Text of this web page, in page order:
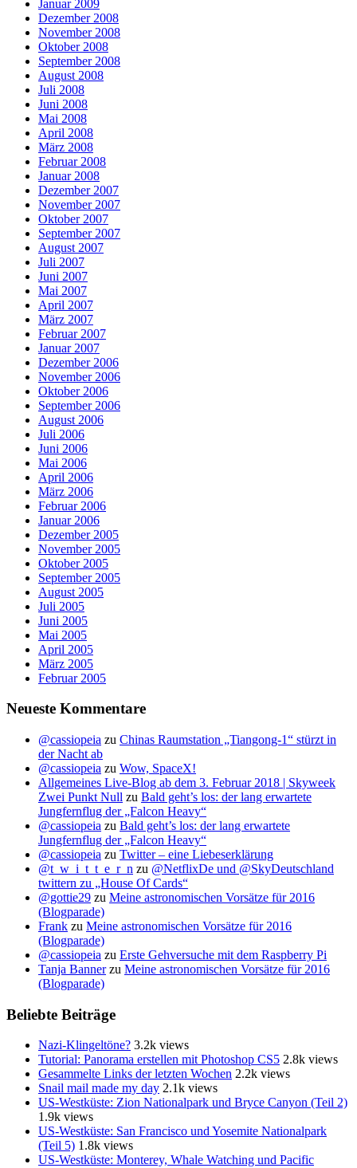
Januar 2009
Dezember 2008
November 2008
Oktober 2008
September 2008
August 2008
Juli 2008
Juni 2008
Mai 2008
April 2008
März 2008
Februar 2008
Januar 2008
Dezember 2007
November 2007
Oktober 2007
September 2007
August 2007
Juli 2007
Juni 2007
Mai 2007
April 2007
März 2007
Februar 2007
Januar 2007
Dezember 2006
November 2006
Oktober 2006
September 2006
August 2006
Juli 2006
Juni 2006
Mai 2006
April 2006
März 2006
Februar 2006
Januar 2006
Dezember 2005
November 2005
Oktober 2005
September 2005
August 2005
Juli 2005
Juni 2005
Mai 2005
April 2005
März 2005
Februar 2005
Neueste Kommentare
@cassiopeia zu Chinas Raumstation „Tiangong-1“ stürzt in
der Nacht ab
@cassiopeia zu Wow, SpaceX!
Allgemeines Live-Blog ab dem 3. Februar 2018 | Skyweek
Zwei Punkt Null zu Bald geht’s los: der lang erwartete
Jungfernflug der „Falcon Heavy“
@cassiopeia zu Bald geht’s los: der lang erwartete
Jungfernflug der „Falcon Heavy“
@cassiopeia zu Twitter – eine Liebeserklärung
@t_w_i_t_t_e_r_n zu @NetflixDe und @SkyDeutschland
twittern zu „House Of Cards“
@gottie29 zu Meine astronomischen Vorsätze für 2016
(Blogparade)
Frank zu Meine astronomischen Vorsätze für 2016
(Blogparade)
@cassiopeia zu Erste Gehversuche mit dem Raspberry Pi
Tanja Bannerzu Meine astronomischen Vorsätze für 2016
(Blogparade)
Beliebte Beiträge
Nazi-Klingeltöne? 3.2k views
Tutorial: Panorama erstellen mit Photoshop CS5 2.8k views
Gesammelte Links der letzten Wochen 2.2k views
Snail mail made my day 2.1k views
US-Westküste: Zion Nationalpark und Bryce Canyon (Teil 2)
1.9k views
US-Westküste: San Francisco und Yosemite Nationalpark
(Teil 5) 1.8k views
US-Westküste: Monterey, Whale Watching und Pacific